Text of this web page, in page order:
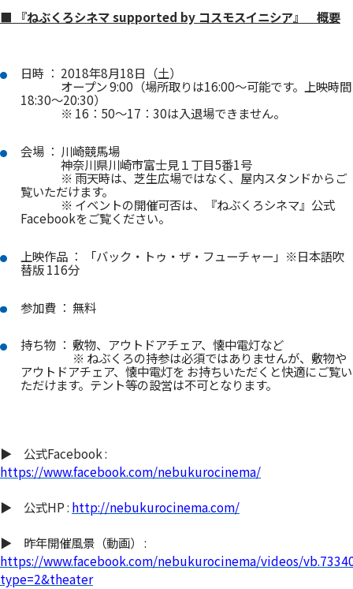
■ 『ねぶくろシネマ supported by コスモスイニシア』 概要
日時 ： 2018年8月18日（土）
オープン 9:00（場所取りは16:00～可能です。上映時間
18:30～20:30）
※ 16：50～17：30は入退場できません。
会場 ： 川崎競馬場
神奈川県川崎市富士見１丁目5番1号
※ 雨天時は、芝生広場ではなく、屋内スタンドからご
覧いただけます。
※ イベントの開催可否は、『ねぶくろシネマ』公式
Facebookをご覧ください。
上映作品 ： 「バック・トゥ・ザ・フューチャー」※日本語吹
替版 116分
参加費 ： 無料
持ち物 ： 敷物、アウトドアチェア、懐中電灯など
※ ねぶくろの持参は必須ではありませんが、敷物や
アウトドアチェア、懐中電灯を お持ちいただくと快適にご覧い
ただけます。テント等の設営は不可となります。
▶ 公式Facebook :
https://www.facebook.com/nebukurocinema/
▶ 公式HP : http://nebukurocinema.com/
▶ 昨年開催風景（動画） :
https://www.facebook.com/nebukurocinema/videos/
type=2&theater